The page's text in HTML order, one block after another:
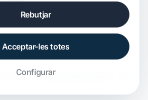
, modificada perALS Transfer Pricing
Rebutjar
Acceptar-les totes
Configurar